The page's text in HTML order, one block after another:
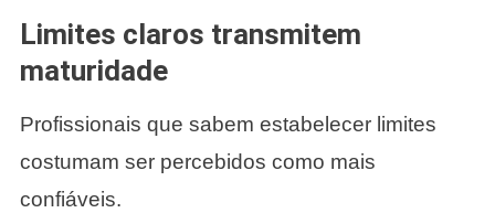
Limites claros transmitem
maturidade
Profissionais que sabem estabelecer limites
costumam ser percebidos como mais
confiáveis.